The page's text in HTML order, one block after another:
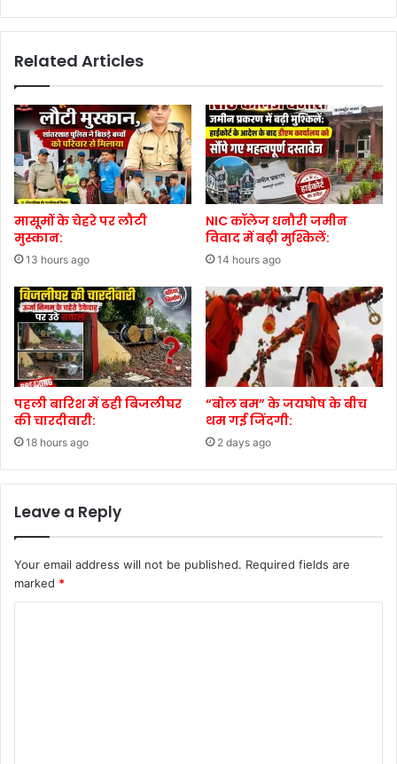
Related Articles
मासूमों के चेहरे पर लौटी
मुस्कान:
13 hours ago
NIC कॉलेज धनौरी जमीन
विवाद में बढ़ी मुश्किलें:
14 hours ago
पहली बारिश में ढही बिजलीघर
की चारदीवारी:
18 hours ago
“बोल बम” के जयघोष के बीच
थम गई जिंदगी:
2 days ago
Leave a Reply
Your email address will not be published. Required fields are
marked *